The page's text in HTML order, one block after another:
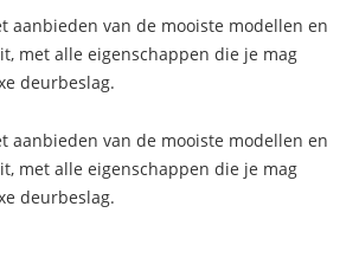
aanbieden van de mooiste modellen en
met alle eigenschappen die je mag
deurbeslag.
aanbieden van de mooiste modellen en
met alle eigenschappen die je mag
deurbeslag.